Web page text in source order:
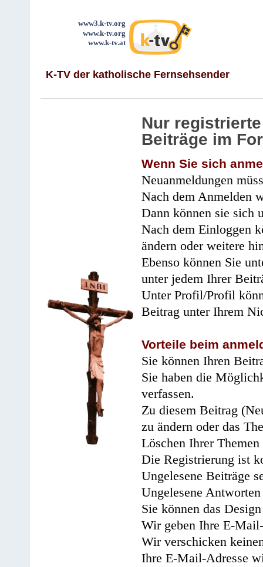
www3.k-tv.org
www.k-tv.org
www.k-tv.at
K-TV der katholische Fernsehsender
Nur
Beiträge im
Wenn Sie sich
Neuanmeldungen
Nach dem Anmelden
Dann können sie sich
Nach dem Einloggen
ändern oder weitere
Ebenso können Sie
unter jedem Ihrer
Unter Profil/Profil
Beitrag unter Ihrem
Vorteile beim
Sie können Ihren
Sie haben die
verfassen.
Zu diesem Beitrag
zu ändern oder das
Löschen Ihrer
Die Registrierung ist
Ungelesene Beiträge
Ungelesene
Sie können das
Wir geben Ihre E-
Wir verschicken
Ihre E-Mail-Adresse